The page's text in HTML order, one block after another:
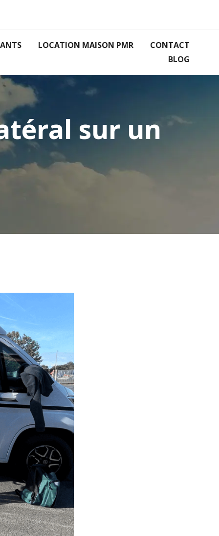
LOCATION MAISON PMR
CONTACT
BLOG
sur un